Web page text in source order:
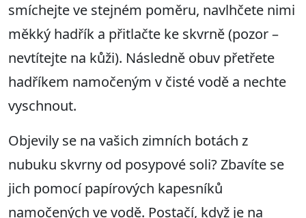
smíchejte ve stejném poměru, navlhčete nimi
měkký hadřík a přitlačte ke skvrně (pozor –
nevtítejte na kůži). Následně obuv přetřete
hadříkem namočeným v čisté vodě a nechte
vyschnout.
Objevily se na vašich zimních botách z
nubuku skvrny od posypové soli? Zbavíte se
jich pomocí papírových kapesníků
namočených ve vodě. Postačí, když je na